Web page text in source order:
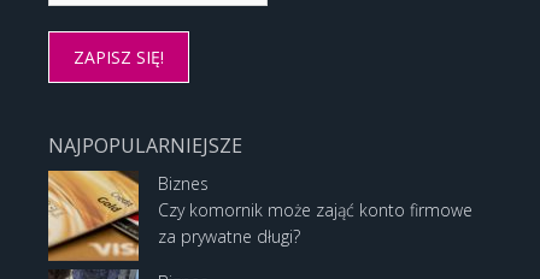
NAJPOPULARNIEJSZE
Biznes
Czy komornik może zająć konto firmowe
za prywatne długi?